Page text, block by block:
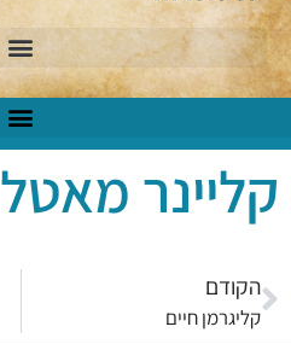
קליינר מאטל
הקודם
קליגרמן חיים